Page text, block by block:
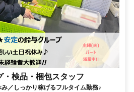
・検品・梱包スタッフ
／しっかり稼げるフルタイム勤務♪